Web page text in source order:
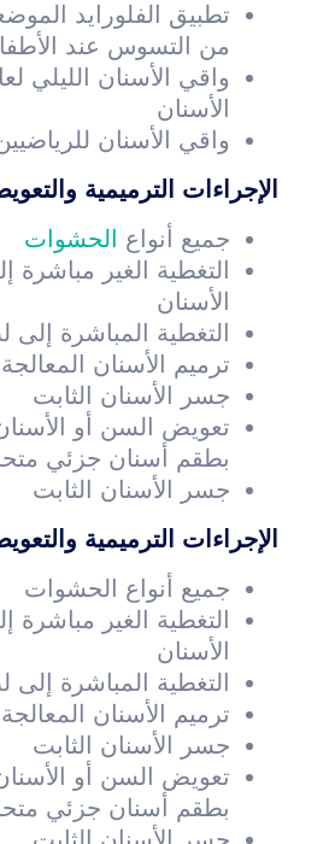
تطبيق الفلورايد
من التسوس عند
واقي الأسنان الليلي
الأسنان
واقي الأسنان
الإجراءات الترميمية
جميع أنواع
الحشوات
التغطية الغير مباشرة
الأسنان
التغطية المباشرة إلى
ترميم الأسنان المعالجة
جسر الأسنان الثابت
تعويض السن أو
بطقم أسنان جزئي
جسر الأسنان الثابت
الإجراءات الترميمية
جميع أنواع الحشوات
التغطية الغير مباشرة
الأسنان
التغطية المباشرة إلى
ترميم الأسنان المعالجة
جسر الأسنان الثابت
تعويض السن أو
بطقم أسنان جزئي